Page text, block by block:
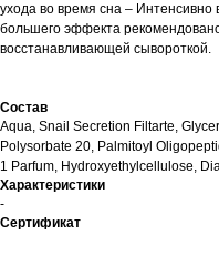
ухода во время сна –
большего эффекта
восстанавливающей сывороткой.
Состав
Aqua, Snail Secretion Filtarte,
Polysorbate 20, Palmitoyl
1 Parfum, Hydroxyethylcellulose,
Характеристики
-
Сертификат